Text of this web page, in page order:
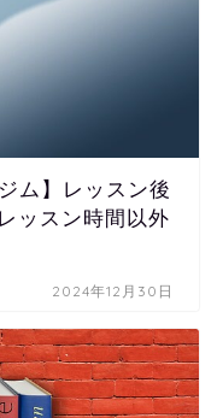
ム】レッスン後
ッスン時間以外
2024年12月30日